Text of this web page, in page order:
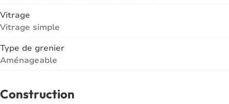
Vitrage
Vitrage simple
Type de grenier
Aménageable
Construction